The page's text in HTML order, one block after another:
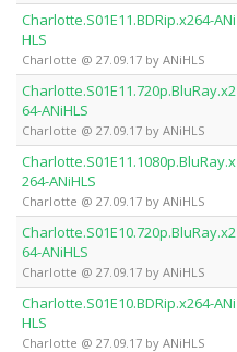
Charlotte.S01E11.BDRip.x264-ANi
HLS
Charlotte @ 27.09.17 by ANiHLS
Charlotte.S01E11.720p.BluRay.x2
64-ANiHLS
Charlotte @ 27.09.17 by ANiHLS
Charlotte.S01E11.1080p.BluRay.x
264-ANiHLS
Charlotte @ 27.09.17 by ANiHLS
Charlotte.S01E10.720p.BluRay.x2
64-ANiHLS
Charlotte @ 27.09.17 by ANiHLS
Charlotte.S01E10.BDRip.x264-ANi
HLS
Charlotte @ 27.09.17 by ANiHLS